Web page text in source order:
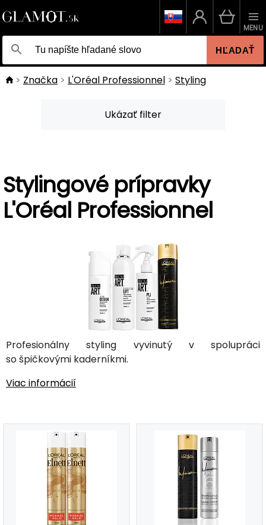
HĽADAŤ
MENU
Značka L'Oréal Professionnel Styling
Ukázať filter
Stylingové prípravky
L'Oréal Professionnel
Profesionálny styling vyvinutý v spolupráci
so špičkovými kaderníkmi.
Viac informácií